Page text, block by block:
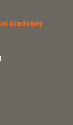
kiadvány.